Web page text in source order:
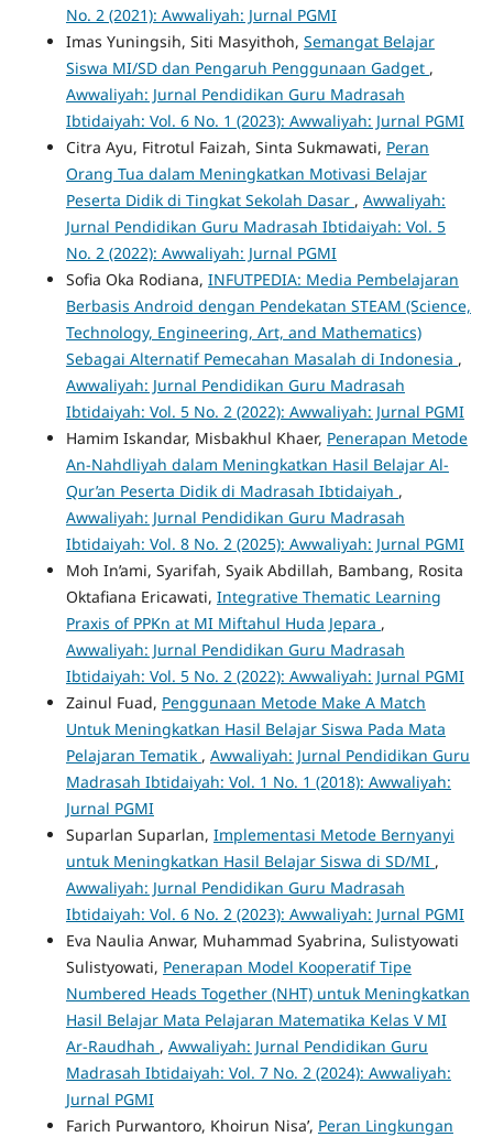
No. 2 (2021): Awwaliyah: Jurnal PGMI
Imas Yuningsih, Siti Masyithoh, Semangat Belajar
Siswa MI/SD dan Pengaruh Penggunaan Gadget ,
Awwaliyah: Jurnal Pendidikan Guru Madrasah
Ibtidaiyah: Vol. 6 No. 1 (2023): Awwaliyah: Jurnal PGMI
Citra Ayu, Fitrotul Faizah, Sinta Sukmawati, Peran
Orang Tua dalam Meningkatkan Motivasi Belajar
Peserta Didik di Tingkat Sekolah Dasar , Awwaliyah:
Jurnal Pendidikan Guru Madrasah Ibtidaiyah: Vol. 5
No. 2 (2022): Awwaliyah: Jurnal PGMI
Sofia Oka Rodiana, INFUTPEDIA: Media Pembelajaran
Berbasis Android dengan Pendekatan STEAM (Science,
Technology, Engineering, Art, and Mathematics)
Sebagai Alternatif Pemecahan Masalah di Indonesia ,
Awwaliyah: Jurnal Pendidikan Guru Madrasah
Ibtidaiyah: Vol. 5 No. 2 (2022): Awwaliyah: Jurnal PGMI
Hamim Iskandar, Misbakhul Khaer, Penerapan Metode
An-Nahdliyah dalam Meningkatkan Hasil Belajar Al-
Qur’an Peserta Didik di Madrasah Ibtidaiyah ,
Awwaliyah: Jurnal Pendidikan Guru Madrasah
Ibtidaiyah: Vol. 8 No. 2 (2025): Awwaliyah: Jurnal PGMI
Moh In’ami, Syarifah, Syaik Abdillah, Bambang, Rosita
Oktafiana Ericawati, Integrative Thematic Learning
Praxis of PPKn at MI Miftahul Huda Jepara ,
Awwaliyah: Jurnal Pendidikan Guru Madrasah
Ibtidaiyah: Vol. 5 No. 2 (2022): Awwaliyah: Jurnal PGMI
Zainul Fuad, Penggunaan Metode Make A Match
Untuk Meningkatkan Hasil Belajar Siswa Pada Mata
Pelajaran Tematik , Awwaliyah: Jurnal Pendidikan Guru
Madrasah Ibtidaiyah: Vol. 1 No. 1 (2018): Awwaliyah:
Jurnal PGMI
Suparlan Suparlan, Implementasi Metode Bernyanyi
untuk Meningkatkan Hasil Belajar Siswa di SD/MI ,
Awwaliyah: Jurnal Pendidikan Guru Madrasah
Ibtidaiyah: Vol. 6 No. 2 (2023): Awwaliyah: Jurnal PGMI
Eva Naulia Anwar, Muhammad Syabrina, Sulistyowati
Sulistyowati, Penerapan Model Kooperatif Tipe
Numbered Heads Together (NHT) untuk Meningkatkan
Hasil Belajar Mata Pelajaran Matematika Kelas V MI
Ar-Raudhah , Awwaliyah: Jurnal Pendidikan Guru
Madrasah Ibtidaiyah: Vol. 7 No. 2 (2024): Awwaliyah:
Jurnal PGMI
Farich Purwantoro, Khoirun Nisa’, Peran Lingkungan